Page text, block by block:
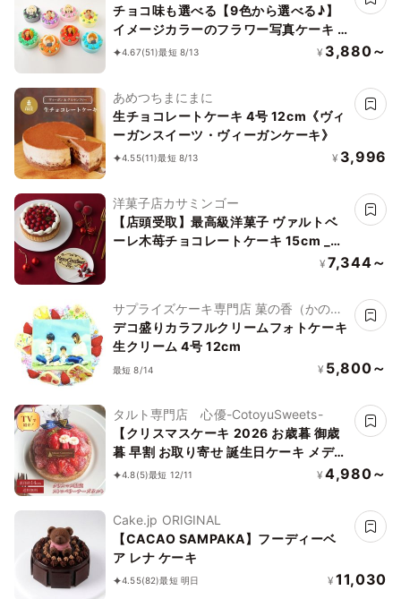
チョコ味も選べる【9色から選べる♪】
イメージカラーのフラワー写真ケーキ 3
号 1～2名様向け
4.67(51)最短 8/13 ¥ 3,880～
あめつちまにまに
生チョコレートケーキ 4号 12cm《ヴィ
ーガンスイーツ・ヴィーガンケーキ》
4.55(11)最短 8/13 ¥ 3,996
洋菓子店カサミンゴー
【店頭受取】最高級洋菓子 ヴァルトベ
ーレ木苺チョコレートケーキ 15cm _ク
¥ 7,344～
サプライズケーキ専門店 菓の香（かの
か）
デコ盛りカラフルクリームフォトケーキ
生クリーム 4号 12cm
最短 8/14 ¥ 5,800～
タルト専門店 心優-CotoyuSweets-
【クリスマスケーキ 2026 お歳暮 御歳
暮 早割 お取り寄せ 誕生日ケーキ メディ
ア掲載店】クリスマス限定 50セット 国
4.8(5)最短 12/11 ¥ 4,980～
Cake.jp ORIGINAL
【CACAO SAMPAKA】フーディーベ
ア レナ ケーキ
4.55(82)最短 明日 ¥ 11,030